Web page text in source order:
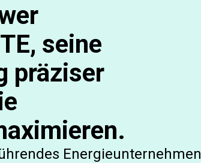
seine
präziser
Energieunternehmen